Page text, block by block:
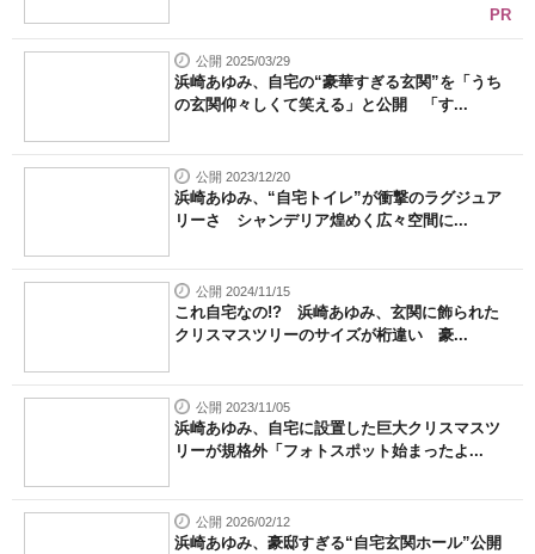
PR
公開 2025/03/29
浜崎あゆみ、自宅の“豪華すぎる玄関”を「うち
の玄関仰々しくて笑える」と公開 「す...
公開 2023/12/20
浜崎あゆみ、“自宅トイレ”が衝撃のラグジュア
リーさ シャンデリア煌めく広々空間に...
公開 2024/11/15
これ自宅なの!? 浜崎あゆみ、玄関に飾られた
クリスマスツリーのサイズが桁違い 豪...
公開 2023/11/05
浜崎あゆみ、自宅に設置した巨大クリスマスツ
リーが規格外「フォトスポット始まったよ...
公開 2026/02/12
浜崎あゆみ、豪邸すぎる“自宅玄関ホール”公開